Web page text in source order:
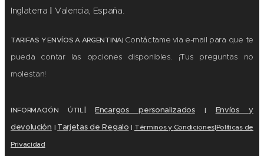
Inglaterra
Valencia, España.
TARIFAS Y ENVÍOS A ARGENTINA| Contáctame via e-mail para que te
pueda contar las opciones disponibles. ¡Tus preguntas no
molestan!
INFORMACIÓN ÚTIL| Encargos personalizados | Envíos y
devolución | Tarjetas de Regalo Términos y Condiciones|Políticas de
Privacidad